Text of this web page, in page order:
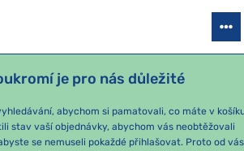
je pro nás důležité
abychom si pamatovali, co máte v
stav vaší objednávky, abychom vás neobtěžovali
se nemuseli pokaždé přihlašovat. Proto od vás
OBTÍŽÍ SEZÓNNÍ BALÍČKY PRO DĚTI
produkty